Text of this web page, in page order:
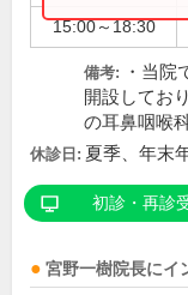
15:00～18:30
備考:
・当院
開設してお
の耳鼻咽喉
休診日: 夏季、年末
初診・再診
宮野一樹院長にイ